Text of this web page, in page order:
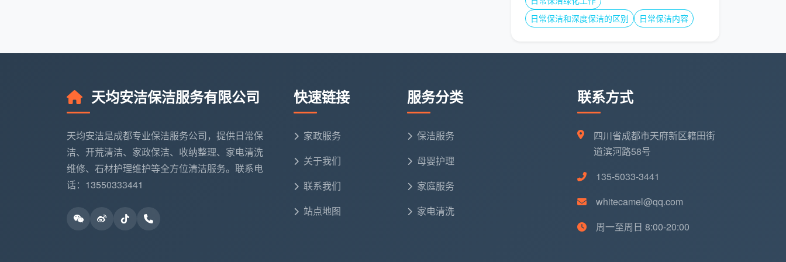
的售后，比平台走工单申诉快得多，也直接解决了开荒保洁最让人担心的“做完人走，问题留下”的痛
怎么根据自己的需求选对靠谱平台？
在纠结“开荒保洁哪个平台好一点”时，不妨先厘清自己的侧重点。这里有一份选择清单，供你对
照参考。
• 预算敏感型：可以看线上平台的团购价，但务必在电话里逐项确认：包含哪些区域？窗户怎么
算？厨卫顶棚是否额外收费？全程留好沟通记录。
优先选本地深耕的开荒保洁团队，如成都的天均安洁保洁。重点看对方是否用自有工
人、验收标准是否能写进服务单。
日常保洁和深度保洁的区别
日常保洁内容
天均安洁保洁服务有限公司
天均安洁是成都专业保洁服务公司，提供日常保
洁、开荒清洁、家政保洁、收纳整理、家电清洗
维修、石材护理维护等全方位清洁服务。联系电
话：13550333441
快速链接
家政服务
关于我们
联系我们
站点地图
服务分类
保洁服务
母婴护理
家庭服务
家电清洗
联系方式
四川省成都市天府新区籍田街
道滨河路58号
135-5033-3441
whitecamel@qq.com
周一至周日 8:00-20:00